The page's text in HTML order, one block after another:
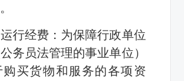
行经费：为保障行政单位
公务员法管理的事业单位）
购买货物和服务的各项资